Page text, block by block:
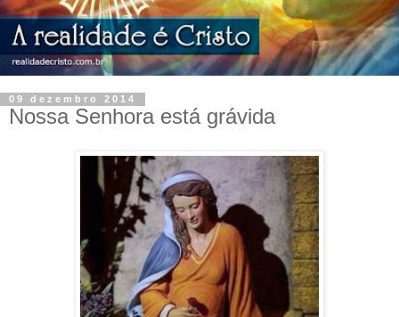
09 dezembro 2014
Nossa Senhora está grávida